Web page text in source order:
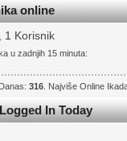
online
1 Korisnik
u zadnjih 15 minuta:
316. Najviše Online
In Today